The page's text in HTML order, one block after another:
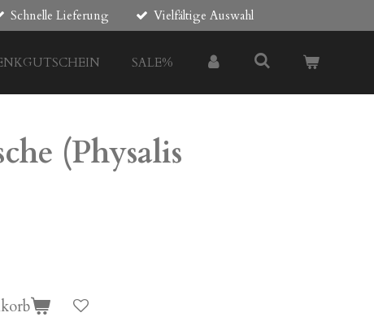
Schnelle Lieferung Vielfältige Auswahl
SALE%
(Physalis